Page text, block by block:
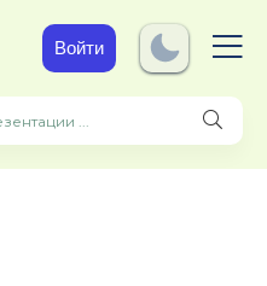
Войти